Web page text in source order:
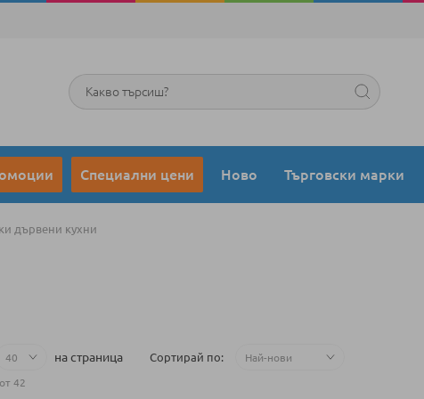
Търсене
Специални цени Ново Търговски марки
дървени кухни
на страница Сортирай по
от 42